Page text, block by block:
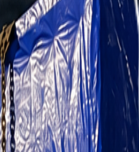
из-за нестандартных
а также